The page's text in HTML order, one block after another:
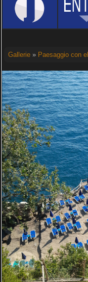
Gallerie» Paesaggio con